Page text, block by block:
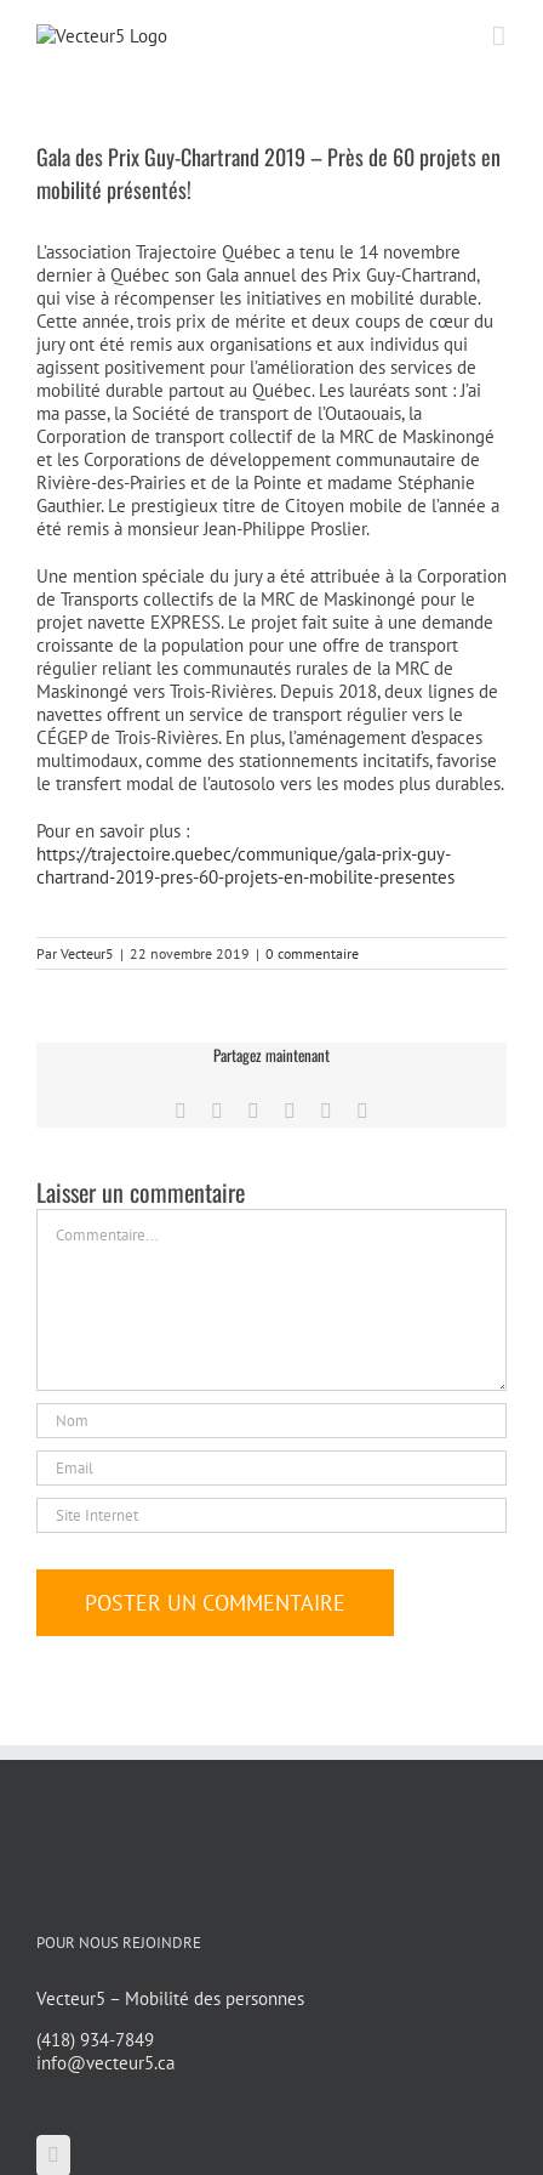
Gala des Prix Guy-Chartrand 2019 – Près de 60 projets en
mobilité présentés!
L’association Trajectoire Québec a tenu le 14 novembre
dernier à Québec son Gala annuel des Prix Guy-Chartrand,
qui vise à récompenser les initiatives en mobilité durable.
Cette année, trois prix de mérite et deux coups de cœur du
jury ont été remis aux organisations et aux individus qui
agissent positivement pour l’amélioration des services de
mobilité durable partout au Québec. Les lauréats sont : J’ai
ma passe, la Société de transport de l’Outaouais, la
Corporation de transport collectif de la MRC de Maskinongé
et les Corporations de développement communautaire de
Rivière-des-Prairies et de la Pointe et madame Stéphanie
Gauthier. Le prestigieux titre de Citoyen mobile de l’année a
été remis à monsieur Jean-Philippe Proslier.
Une mention spéciale du jury a été attribuée à la Corporation
de Transports collectifs de la MRC de Maskinongé pour le
projet navette EXPRESS. Le projet fait suite à une demande
croissante de la population pour une offre de transport
régulier reliant les communautés rurales de la MRC de
Maskinongé vers Trois-Rivières. Depuis 2018, deux lignes de
navettes offrent un service de transport régulier vers le
CÉGEP de Trois-Rivières. En plus, l’aménagement d’espaces
multimodaux, comme des stationnements incitatifs, favorise
le transfert modal de l’autosolo vers les modes plus durables.
Pour en savoir plus :
https://trajectoire.quebec/communique/gala-prix-guy-
chartrand-2019-pres-60-projets-en-mobilite-presentes
Par Vecteur5 | 22 novembre 2019 | 0 commentaire
Partagez maintenant
Facebook
TwitterLinkedIn
TumblrPinterest
Laisser un commentaire
POUR NOUS REJOINDRE
Vecteur5 – Mobilité des personnes
(418) 934-7849
info@vecteur5.ca